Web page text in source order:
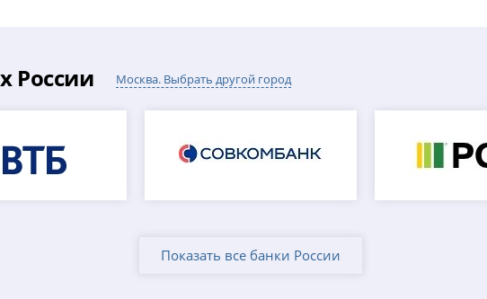
России Москва. Выбрать другой город
Показать все банки России